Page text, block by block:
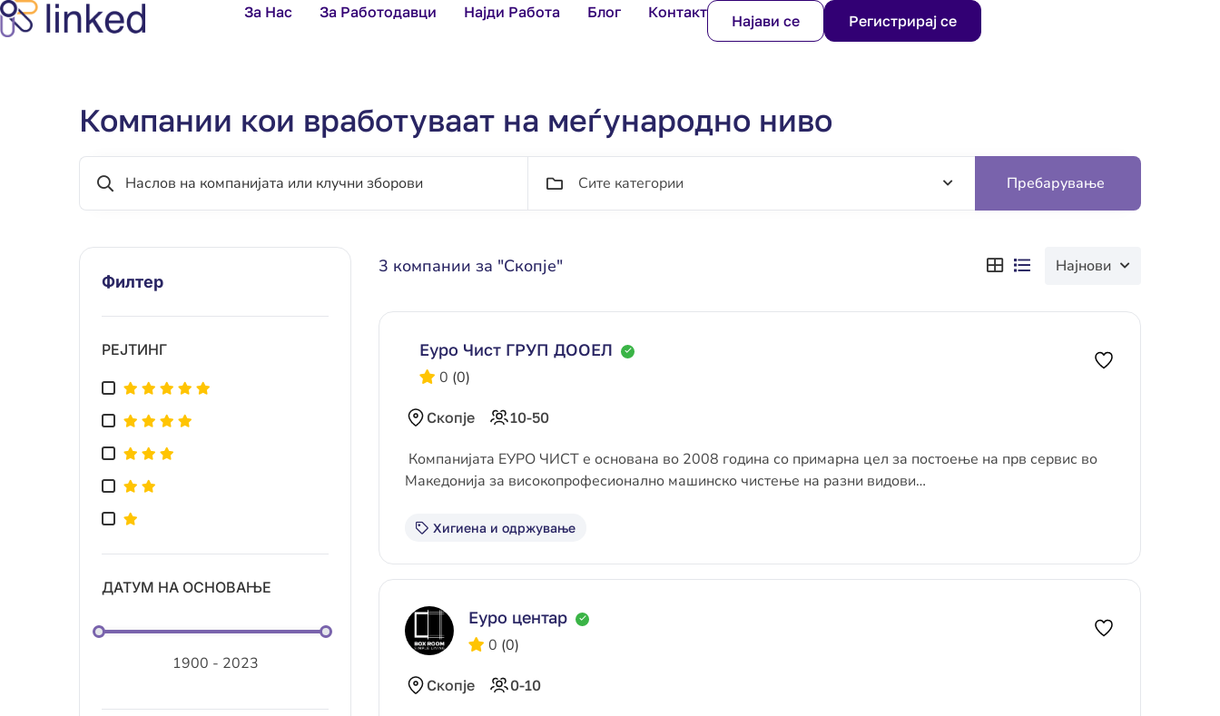
За Нас За Работодавци Најди Работа Блог Контакт Најави се Регистрирај се
Компании кои вработуваат на меѓународно ниво
Сите категории Пребарување
Филтер
РЕЈТИНГ
ДАТУМ НА ОСНОВАЊЕ
3 компании за "Скопје" Најнови
Еуро Чист ГРУП ДООЕЛ
0 (0)
Скопје 10-50
Компанијата ЕУРО ЧИСТ е основана во 2008 година со примарна цел за постоење на прв сервис во
Македонија за високопрофесионално машинско чистење на разни видови…
Хигиена и одржување
Еуро центар
0 (0)
Скопје 0-10